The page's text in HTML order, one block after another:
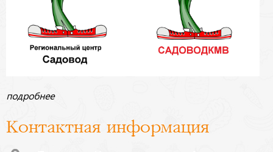
подробнее
Контактная информация